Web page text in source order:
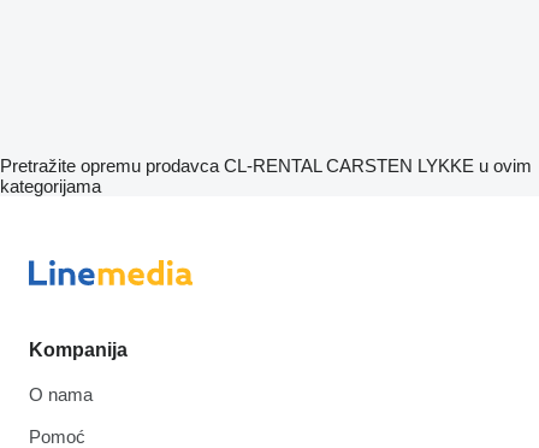
Pretražite opremu prodavca CL-RENTAL CARSTEN LYKKE u ovim
kategorijama
Kompanija
O nama
Pomoć